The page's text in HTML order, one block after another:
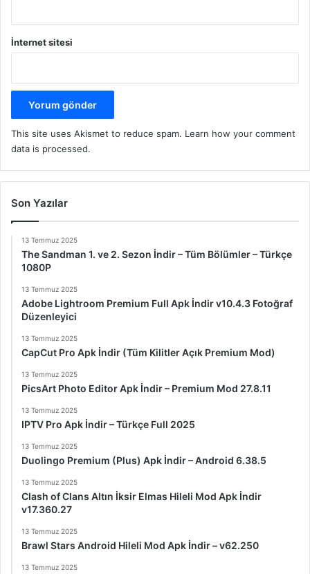
İnternet sitesi
This site uses Akismet to reduce spam. Learn how your comment
data is processed.
Son Yazılar
13 Temmuz 2025
The Sandman 1. ve 2. Sezon İndir – Tüm Bölümler – Türkçe
1080P
13 Temmuz 2025
Adobe Lightroom Premium Full Apk İndir v10.4.3 Fotoğraf
Düzenleyici
13 Temmuz 2025
CapCut Pro Apk İndir (Tüm Kilitler Açık Premium Mod)
13 Temmuz 2025
PicsArt Photo Editor Apk İndir – Premium Mod 27.8.11
13 Temmuz 2025
IPTV Pro Apk İndir – Türkçe Full 2025
13 Temmuz 2025
Duolingo Premium (Plus) Apk İndir – Android 6.38.5
13 Temmuz 2025
Clash of Clans Altın İksir Elmas Hileli Mod Apk İndir
v17.360.27
13 Temmuz 2025
Brawl Stars Android Hileli Mod Apk İndir – v62.250
13 Temmuz 2025